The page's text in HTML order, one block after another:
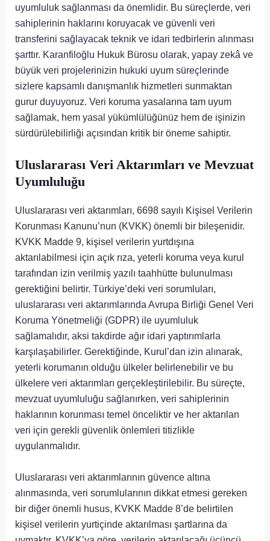
uyumluluk sağlanması da önemlidir. Bu süreçlerde, veri
sahiplerinin haklarını koruyacak ve güvenli veri
transferini sağlayacak teknik ve idari tedbirlerin alınması
şarttır. Karanfiloğlu Hukuk Bürosu olarak, yapay zekâ ve
büyük veri projelerinizin hukuki uyum süreçlerinde
sizlere kapsamlı danışmanlık hizmetleri sunmaktan
gurur duyuyoruz. Veri koruma yasalarına tam uyum
sağlamak, hem yasal yükümlülüğünüz hem de işinizin
sürdürülebilirliği açısından kritik bir öneme sahiptir.
Uluslararası Veri Aktarımları ve Mevzuat
Uyumluluğu
Uluslararası veri aktarımları, 6698 sayılı Kişisel Verilerin
Korunması Kanunu’nun (KVKK) önemli bir bileşenidir.
KVKK Madde 9, kişisel verilerin yurtdışına
aktarılabilmesi için açık rıza, yeterli koruma veya kurul
tarafından izin verilmiş yazılı taahhütte bulunulması
gerektiğini belirtir. Türkiye’deki veri sorumluları,
uluslararası veri aktarımlarında Avrupa Birliği Genel Veri
Koruma Yönetmeliği (GDPR) ile uyumluluk
sağlamalıdır, aksi takdirde ağır idari yaptırımlarla
karşılaşabilirler. Gerektiğinde, Kurul’dan izin alınarak,
yeterli korumanın olduğu ülkeler belirlenebilir ve bu
ülkelere veri aktarımları gerçekleştirilebilir. Bu süreçte,
mevzuat uyumluluğu sağlanırken, veri sahiplerinin
haklarının korunması temel önceliktir ve her aktarılan
veri için gerekli güvenlik önlemleri titizlikle
uygulanmalıdır.
Uluslararası veri aktarımlarının güvence altına
alınmasında, veri sorumlularının dikkat etmesi gereken
bir diğer önemli husus, KVKK Madde 8’de belirtilen
kişisel verilerin yurtiçinde aktarılması şartlarına da